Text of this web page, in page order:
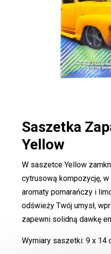
Saszetka
Yellow
W saszetce Yellow
cytrusową kompozycję, w
aromaty pomarańczy i
odświeży Twój umysł,
zapewni solidną dawkę
Wymiary saszetki: 9 x 14